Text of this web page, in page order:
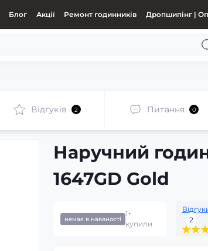
Блог Акції Ремонт годинників Дропшипінг |
Відгуків 2 Питання 0
Наручний
1647GD Gold
немає в наявності
1+
купили
2